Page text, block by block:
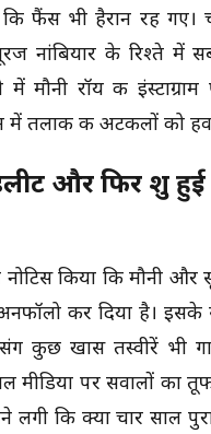
फैंस भी हैरान रह गए।
नांबियार के रिश्ते में
मौनी रॉय की
तलाक की अटकलों को
और फिर शुरू
किया कि मौनी और
कर दिया है। इसके
संग कुछ खास तस्वीरें भी
मीडिया पर सवालों का
लगी कि क्या चार साल